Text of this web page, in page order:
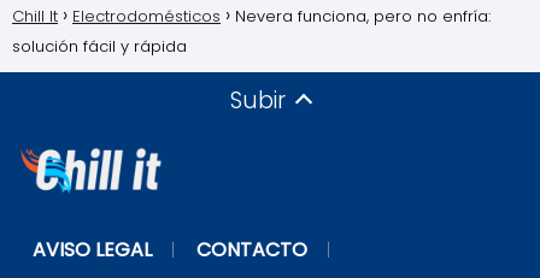
Chill It Electrodomésticos
Nevera funciona, pero no enfría:
solución fácil y rápida
Subir
AVISO LEGAL CONTACTO